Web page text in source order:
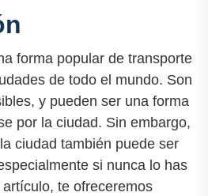
forma popular de transporte
de todo el mundo. Son
y pueden ser una forma
por la ciudad. Sin embargo,
ciudad también puede ser
si nunca lo has
te ofreceremos